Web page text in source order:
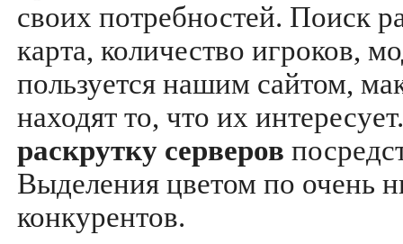
своих потребностей. Поиск
карта, количество игроков,
пользуется нашим сайтом,
находят то, что их
раскрутку серверов
Выделения цветом по очень
конкурентов.